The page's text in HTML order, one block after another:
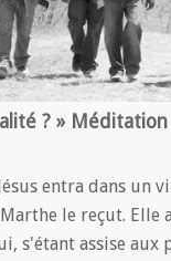
? » Méditation
entra dans un
le reçut.
s'étant assise aux